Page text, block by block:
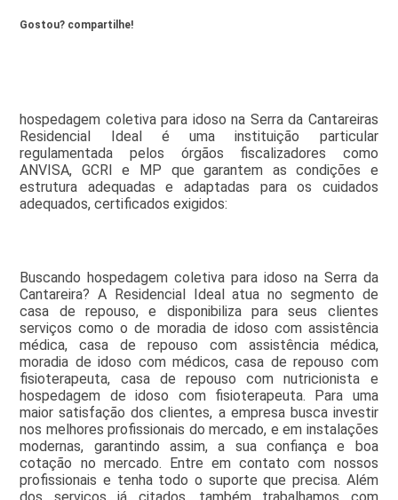
Gostou? compartilhe!
hospedagem coletiva para idoso na Serra da Cantareiras
Residencial Ideal é uma instituição particular
regulamentada pelos órgãos fiscalizadores como
ANVISA, GCRI e MP que garantem as condições e
estrutura adequadas e adaptadas para os cuidados
adequados, certificados exigidos:
Buscando hospedagem coletiva para idoso na Serra da
Cantareira? A Residencial Ideal atua no segmento de
casa de repouso, e disponibiliza para seus clientes
serviços como o de moradia de idoso com assistência
médica, casa de repouso com assistência médica,
moradia de idoso com médicos, casa de repouso com
fisioterapeuta, casa de repouso com nutricionista e
hospedagem de idoso com fisioterapeuta. Para uma
maior satisfação dos clientes, a empresa busca investir
nos melhores profissionais do mercado, e em instalações
modernas, garantindo assim, a sua confiança e boa
cotação no mercado. Entre em contato com nossos
profissionais e tenha todo o suporte que precisa. Além